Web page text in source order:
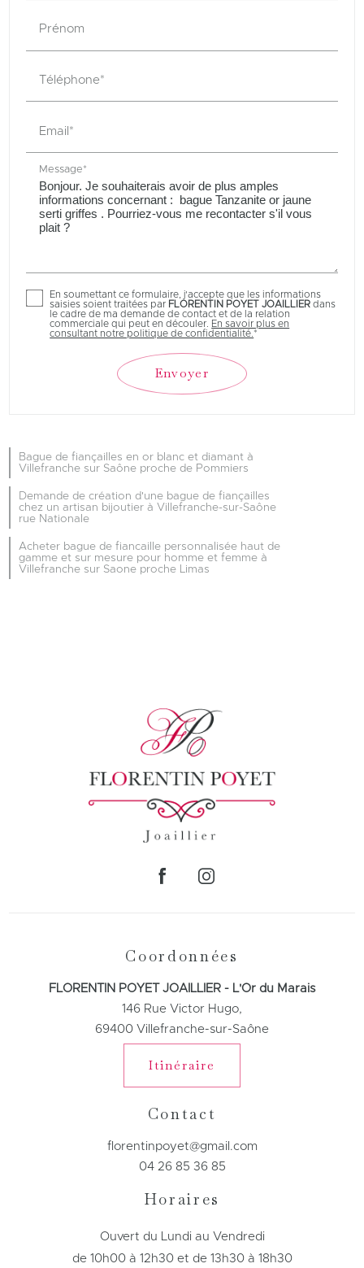
Prénom
Téléphone*
Email*
Message*
En soumettant ce formulaire, j'accepte que les informations
saisies soient traitées par FLORENTIN POYET JOAILLIER dans
le cadre de ma demande de contact et de la relation
commerciale qui peut en découler. En savoir plus en
consultant notre politique de confidentialité. *
Bague de fiançailles en or blanc et diamant à
Villefranche sur Saône proche de Pommiers
Demande de création d'une bague de fiançailles
chez un artisan bijoutier à Villefranche-sur-Saône
rue Nationale
Acheter bague de fiancaille personnalisée haut de
gamme et sur mesure pour homme et femme à
Villefranche sur Saone proche Limas
Coordonnées
FLORENTIN POYET JOAILLIER - L'Or du Marais
146 Rue Victor Hugo,
69400 Villefranche-sur-Saône
Itinéraire
Contact
florentinpoyet@gmail.com
04 26 85 36 85
Horaires
Ouvert du Lundi au Vendredi
de 10h00 à 12h30 et de 13h30 à 18h30